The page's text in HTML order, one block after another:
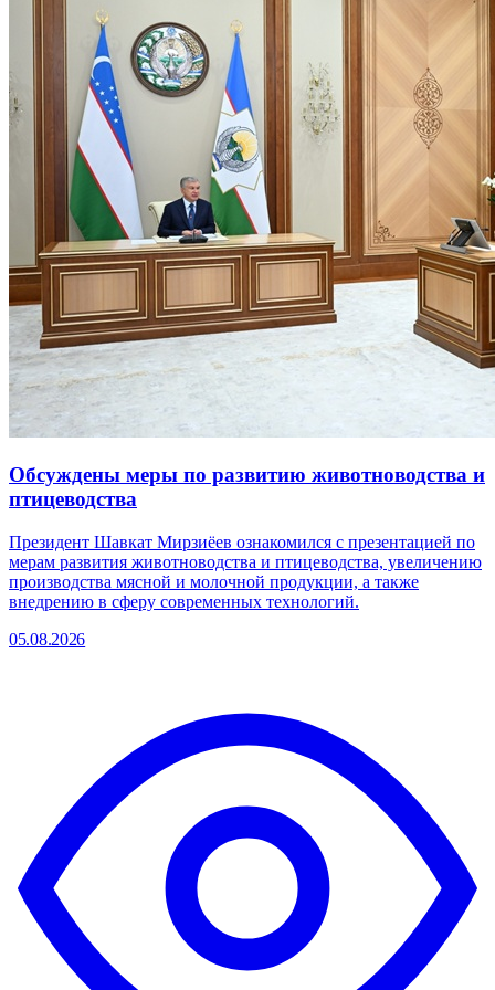
Обсуждены меры по развитию животноводства и
птицеводства
Президент Шавкат Мирзиёев ознакомился с презентацией по
мерам развития животноводства и птицеводства, увеличению
производства мясной и молочной продукции, а также
внедрению в сферу современных технологий.
05.08.2026